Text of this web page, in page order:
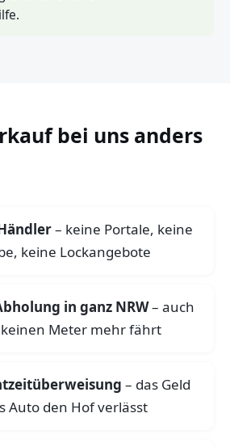
bei uns anders
– keine Portale, keine
keine Lockangebote
in ganz NRW– auch
Meter mehr fährt
– das Geld
Auto den Hof verlässt